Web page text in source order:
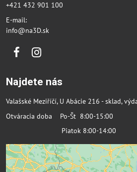
+421 432 901 100
E-mail:
info@na3D.sk
FacebookInstagram
Najdete nás
Valašské Meziříčí, U Abácie 216 - sklad,
Otváracia doba Po-Št 8:00-15:00
Piatok 8:00-14:00